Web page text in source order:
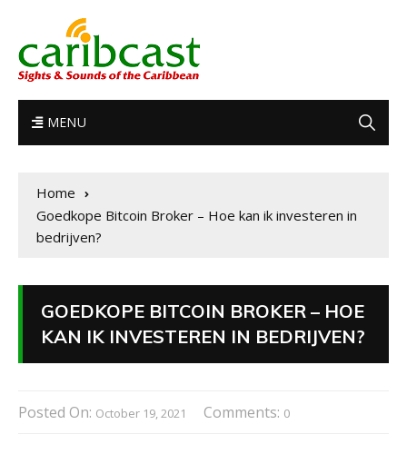
MENU
Home
Goedkope Bitcoin Broker – Hoe kan ik investeren in
bedrijven?
GOEDKOPE BITCOIN BROKER – HOE
KAN IK INVESTEREN IN BEDRIJVEN?
Posted On: October 19, 2021 Comments: 0